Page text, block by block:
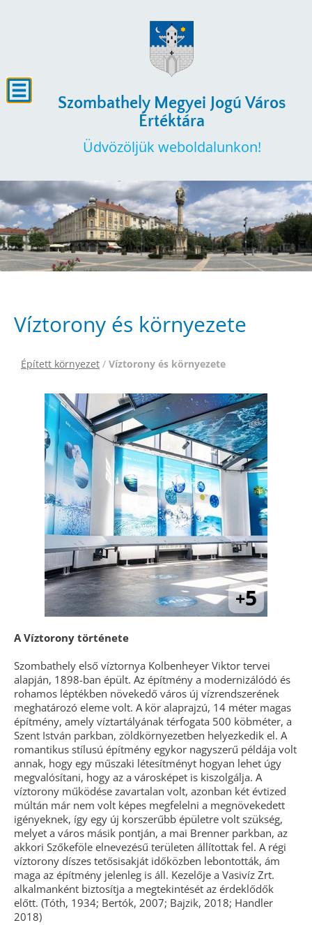
Szombathely Megyei Jogú Város
Értéktára
Üdvözöljük weboldalunkon!
Víztorony és környezete
Épített környezet / Víztorony és környezete
A Víztorony története
Szombathely első víztornya Kolbenheyer Viktor tervei
alapján, 1898-ban épült. Az építmény a modernizálódó és
rohamos léptékben növekedő város új vízrendszerének
meghatározó eleme volt. A kör alaprajzú, 14 méter magas
építmény, amely víztartályának térfogata 500 köbméter, a
Szent István parkban, zöldkörnyezetben helyezkedik el. A
romantikus stílusú építmény egykor nagyszerű példája volt
annak, hogy egy műszaki létesítményt hogyan lehet úgy
megvalósítani, hogy az a városképet is kiszolgálja. A
víztorony működése zavartalan volt, azonban két évtized
múltán már nem volt képes megfelelni a megnövekedett
igényeknek, így egy új korszerűbb épületre volt szükség,
melyet a város másik pontján, a mai Brenner parkban, az
akkori Szőkeföle elnevezésű területen állítottak fel. A régi
víztorony díszes tetősisakját időközben lebontották, ám
maga az építmény jelenleg is áll. Kezelője a Vasivíz Zrt.
alkalmanként biztosítja a megtekintését az érdeklődők
előtt. (Tóth, 1934; Bertók, 2007; Bajzik, 2018; Handler
2018)
+5